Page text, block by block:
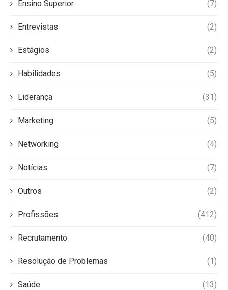
Ensino Superior (7)
Entrevistas (2)
Estágios (2)
Habilidades (5)
Liderança (31)
Marketing (5)
Networking (4)
Notícias (7)
Outros (2)
Profissões (412)
Recrutamento (40)
Resolução de Problemas (1)
Saúde (13)